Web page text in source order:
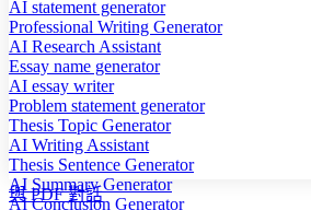
AI statement generator
Professional Writing Generator
AI Research Assistant
Essay name generator
AI essay writer
Problem statement generator
Thesis Topic Generator
AI Writing Assistant
Thesis Sentence Generator
AI Summary Generator
AI Conclusion Generator
與 PDF 對話